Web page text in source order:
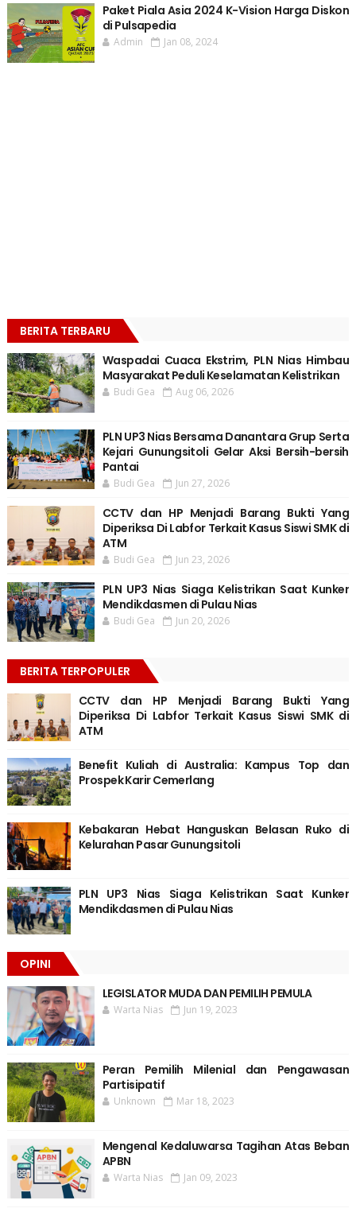
Paket Piala Asia 2024 K-Vision Harga Diskon
di Pulsapedia
Admin Jan 08, 2024
BERITA TERBARU
Waspadai Cuaca Ekstrim, PLN Nias Himbau
Masyarakat Peduli Keselamatan Kelistrikan
Budi Gea Aug 06, 2026
PLN UP3 Nias Bersama Danantara Grup Serta
Kejari Gunungsitoli Gelar Aksi Bersih-bersih
Pantai
Budi Gea Jun 27, 2026
CCTV dan HP Menjadi Barang Bukti Yang
Diperiksa Di Labfor Terkait Kasus Siswi SMK di
ATM
Budi Gea Jun 23, 2026
PLN UP3 Nias Siaga Kelistrikan Saat Kunker
Mendikdasmen di Pulau Nias
Budi Gea Jun 20, 2026
BERITA TERPOPULER
CCTV dan HP Menjadi Barang Bukti Yang
Diperiksa Di Labfor Terkait Kasus Siswi SMK di
ATM
Benefit Kuliah di Australia: Kampus Top dan
Prospek Karir Cemerlang
Kebakaran Hebat Hanguskan Belasan Ruko di
Kelurahan Pasar Gunungsitoli
PLN UP3 Nias Siaga Kelistrikan Saat Kunker
Mendikdasmen di Pulau Nias
OPINI
LEGISLATOR MUDA DAN PEMILIH PEMULA
Warta Nias Jun 19, 2023
Peran Pemilih Milenial dan Pengawasan
Partisipatif
Unknown Mar 18, 2023
Mengenal Kedaluwarsa Tagihan Atas Beban
APBN
Warta Nias Jan 09, 2023